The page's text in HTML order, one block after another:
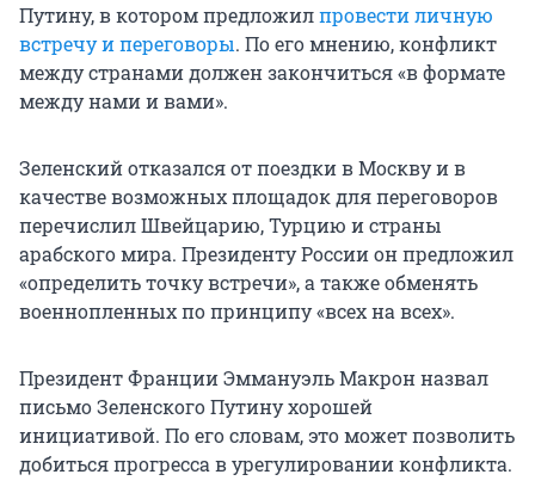
Путину, в котором предложилпровести личную
встречу и переговоры. По его мнению, конфликт
между странами должен закончиться «в формате
между нами и вами».
Зеленский отказался от поездки в Москву и в
качестве возможных площадок для переговоров
перечислил Швейцарию, Турцию и страны
арабского мира. Президенту России он предложил
«определить точку встречи», а также обменять
военнопленных по принципу «всех на всех».
Президент Франции Эммануэль Макрон назвал
письмо Зеленского Путину хорошей
инициативой. По его словам, это может позволить
добиться прогресса в урегулировании конфликта.